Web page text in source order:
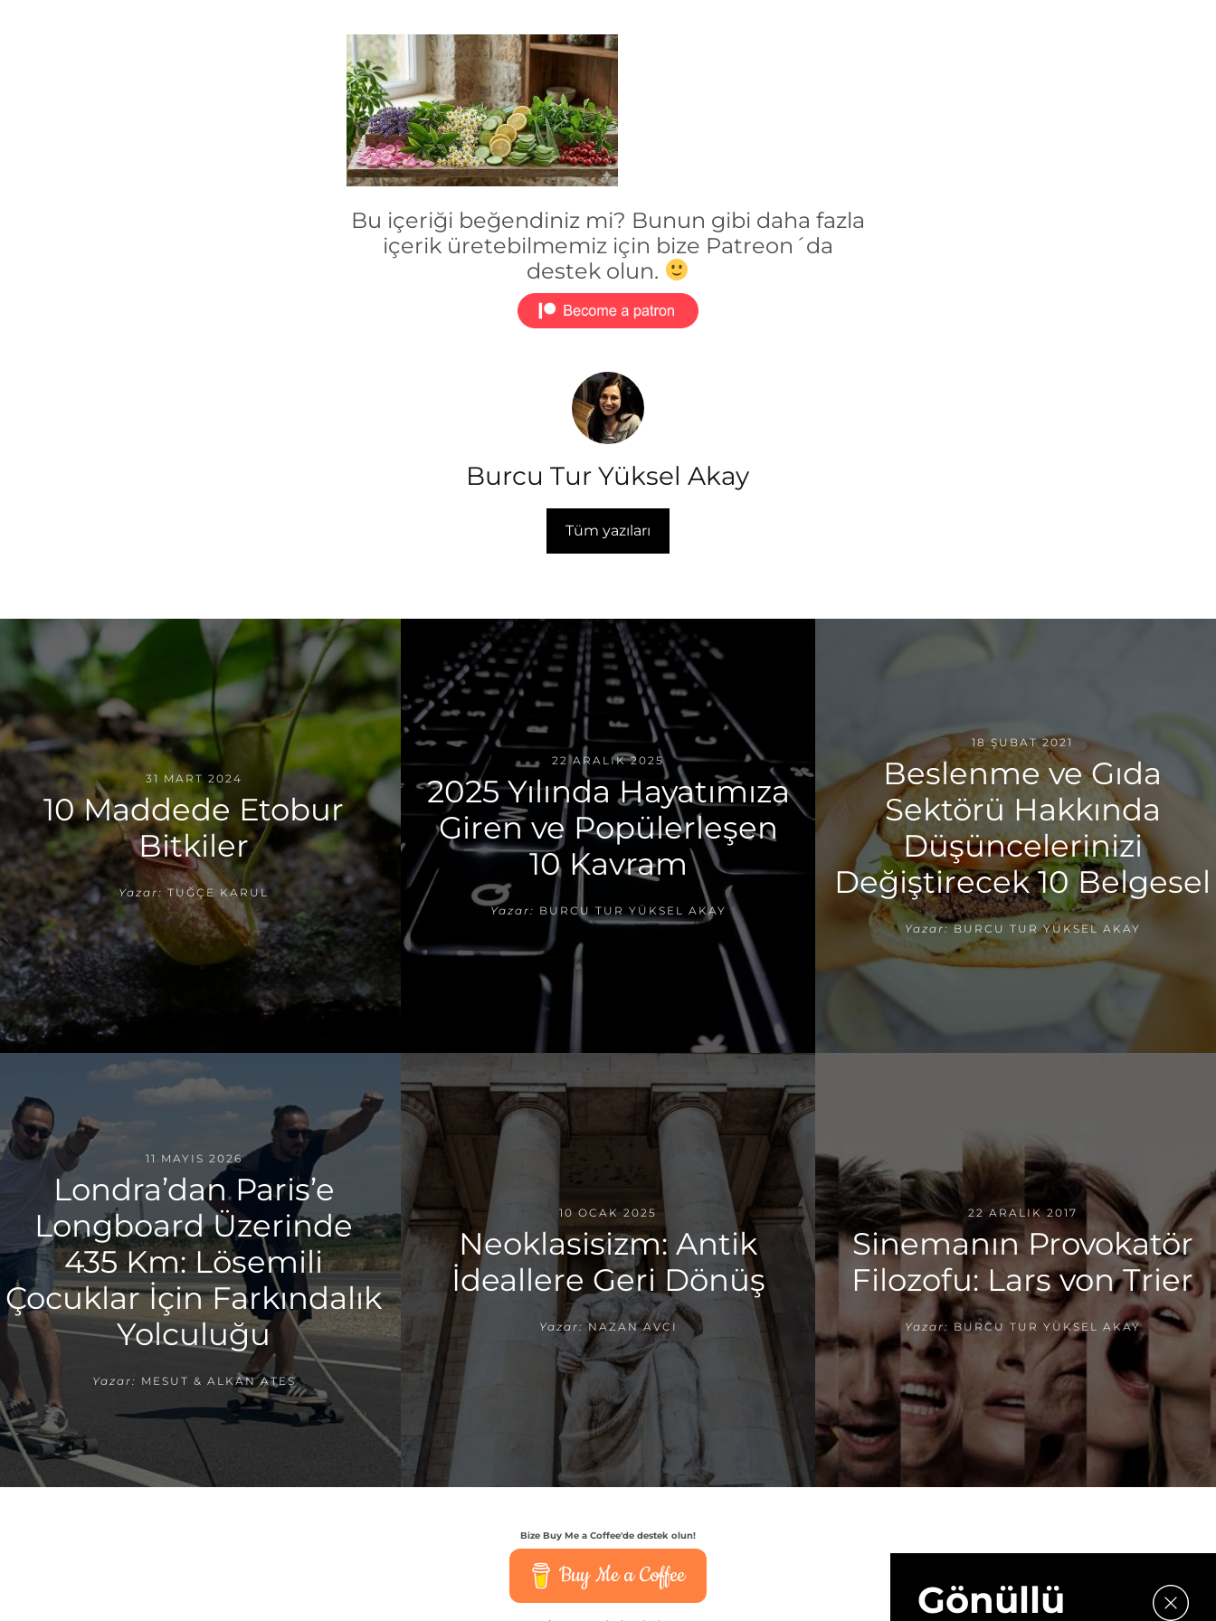
Bu içeriği beğendiniz mi? Bunun gibi daha fazla
içerik üretebilmemiz için bize Patreon´da
destek olun.
Burcu Tur Yüksel Akay
Tüm yazıları
31 MART 2024
10 Maddede Etobur
Bitkiler
Yazar: TUĞÇE KARUL
22 ARALIK 2025
2025 Yılında Hayatımıza
Giren ve Popülerleşen
10 Kavram
Yazar: BURCU TUR YÜKSEL AKAY
18 ŞUBAT 2021
Beslenme ve Gıda
Sektörü Hakkında
Düşüncelerinizi
Değiştirecek 10 Belgesel
Yazar: BURCU TUR YÜKSEL AKAY
11 MAYIS 2026
Londra’dan Paris’e
Longboard Üzerinde
435 Km: Lösemili
Çocuklar İçin Farkındalık
Yolculuğu
Yazar: MESUT & ALKAN ATEŞ
10 OCAK 2025
Neoklasisizm: Antik
İdeallere Geri Dönüş
Yazar: NAZAN AVCI
22 ARALIK 2017
Sinemanın Provokatör
Filozofu: Lars von Trier
Yazar: BURCU TUR YÜKSEL AKAY
Bize Buy Me a Coffee'de destek olun!
Buy Me a Coffee
Gönüllü